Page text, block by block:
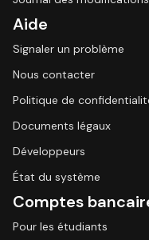
Aide
Signaler un problème
Nous contacter
Politique de
Documents légaux
Développeurs
État du système
Comptes
Pour les étudiants